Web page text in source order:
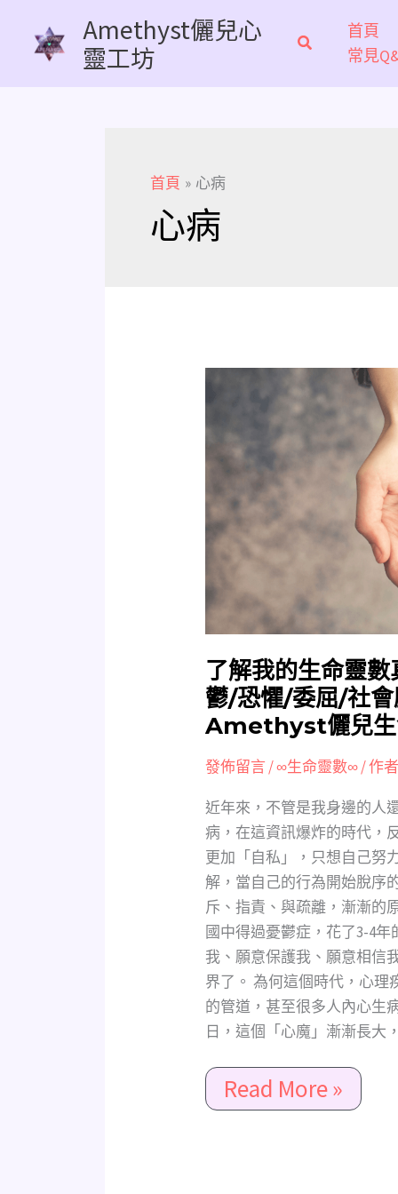
Amethyst儷兒心
靈工坊
首頁
常見
首頁 心病
心病
了解我的生命靈
鬱/恐懼/委屈/社
Amethyst儷兒生
發佈留言/∞生命靈數∞/ 作
近年來，不管是我身邊的人
病，在這資訊爆炸的時代，
更加「自私」，只想自己努
解，當自己的行為開始脫序
斥、指責、與疏離，漸漸的
國中得過憂鬱症，花了3-4
我、願意保護我、願意相信
界了。 為何這個時代，心
的管道，甚至很多人內心生
日，這個「心魔」漸漸長大
了
我
的
生
命
靈
數
真
的
可
以
治
療
我
的
心
(憂
鬱/
恐
懼/
委
屈/
社
會
壓
力/
惱)
嗎？
Read More »